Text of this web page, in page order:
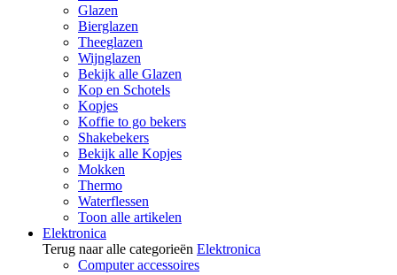
Glazen
Bierglazen
Theeglazen
Wijnglazen
Bekijk alle Glazen
Kop en Schotels
Kopjes
Koffie to go bekers
Shakebekers
Bekijk alle Kopjes
Mokken
Thermo
Waterflessen
Toon alle artikelen
Elektronica
Terug naar alle categorieën Elektronica
Computer accessoires